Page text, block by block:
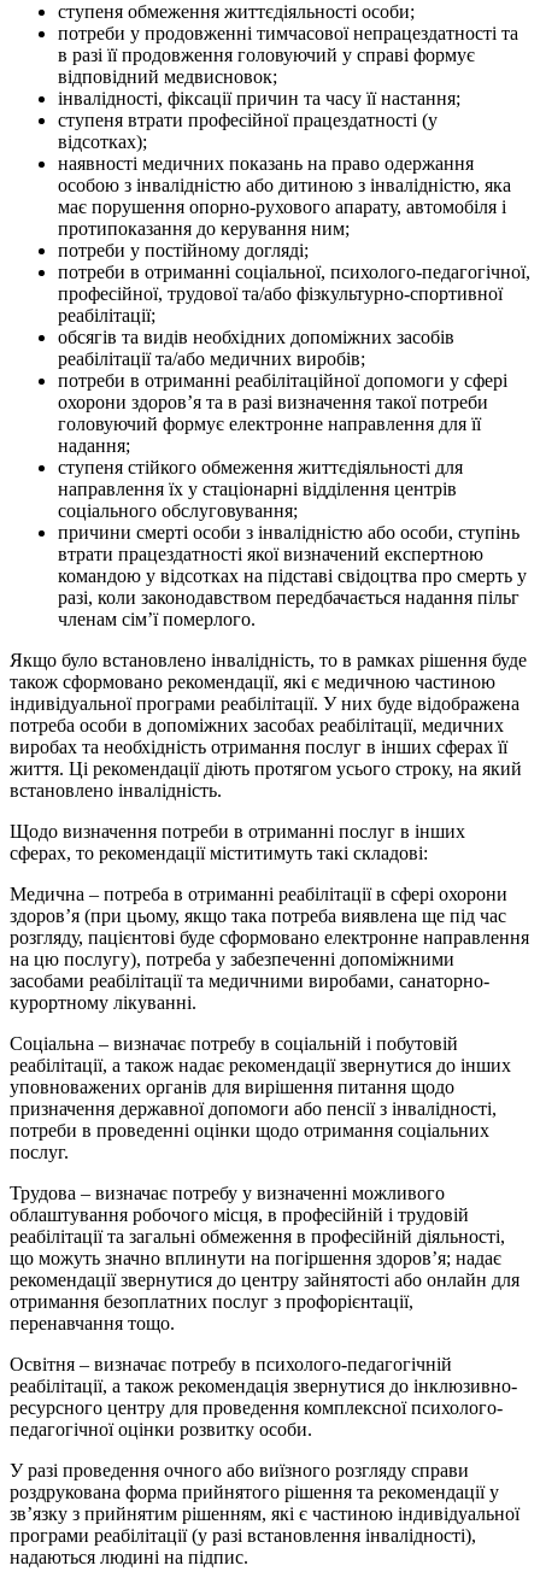
ступеня обмеження життєдіяльності особи;
потреби у продовженні тимчасової непрацездатності та
в разі її продовження головуючий у справі формує
відповідний медвисновок;
інвалідності, фіксації причин та часу її настання;
ступеня втрати професійної працездатності (у
відсотках);
наявності медичних показань на право одержання
особою з інвалідністю або дитиною з інвалідністю, яка
має порушення опорно-рухового апарату, автомобіля і
протипоказання до керування ним;
потреби у постійному догляді;
потреби в отриманні соціальної, психолого-педагогічної,
професійної, трудової та/або фізкультурно-спортивної
реабілітації;
обсягів та видів необхідних допоміжних засобів
реабілітації та/або медичних виробів;
потреби в отриманні реабілітаційної допомоги у сфері
охорони здоров’я та в разі визначення такої потреби
головуючий формує електронне направлення для її
надання;
ступеня стійкого обмеження життєдіяльності для
направлення їх у стаціонарні відділення центрів
соціального обслуговування;
причини смерті особи з інвалідністю або особи, ступінь
втрати працездатності якої визначений експертною
командою у відсотках на підставі свідоцтва про смерть у
разі, коли законодавством передбачається надання пільг
членам сім’ї померлого.
Якщо було встановлено інвалідність, то в рамках рішення буде
також сформовано рекомендації, які є медичною частиною
індивідуальної програми реабілітації. У них буде відображена
потреба особи в допоміжних засобах реабілітації, медичних
виробах та необхідність отримання послуг в інших сферах її
життя. Ці рекомендації діють протягом усього строку, на який
встановлено інвалідність.
Щодо визначення потреби в отриманні послуг в інших
сферах, то рекомендації міститимуть такі складові:
Медична – потреба в отриманні реабілітації в сфері охорони
здоров’я (при цьому, якщо така потреба виявлена ще під час
розгляду, пацієнтові буде сформовано електронне направлення
на цю послугу), потреба у забезпеченні допоміжними
засобами реабілітації та медичними виробами, санаторно-
курортному лікуванні.
Соціальна – визначає потребу в соціальній і побутовій
реабілітації, а також надає рекомендації звернутися до інших
уповноважених органів для вирішення питання щодо
призначення державної допомоги або пенсії з інвалідності,
потреби в проведенні оцінки щодо отримання соціальних
послуг.
Трудова – визначає потребу у визначенні можливого
облаштування робочого місця, в професійній і трудовій
реабілітації та загальні обмеження в професійній діяльності,
що можуть значно вплинути на погіршення здоров’я; надає
рекомендації звернутися до центру зайнятості або онлайн для
отримання безоплатних послуг з профорієнтації,
перенавчання тощо.
Освітня – визначає потребу в психолого-педагогічній
реабілітації, а також рекомендація звернутися до інклюзивно-
ресурсного центру для проведення комплексної психолого-
педагогічної оцінки розвитку особи.
У разі проведення очного або виїзного розгляду справи
роздрукована форма прийнятого рішення та рекомендації у
зв’язку з прийнятим рішенням, які є частиною індивідуальної
програми реабілітації (у разі встановлення інвалідності),
надаються людині на підпис.